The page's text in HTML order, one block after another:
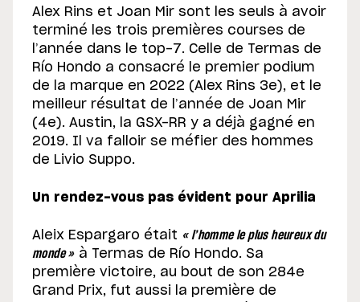
Alex Rins et Joan Mir sont les seuls à avoir
terminé les trois premières courses de
l’année dans le top-7. Celle de Termas de
Río Hondo a consacré le premier podium
de la marque en 2022 (Alex Rins 3e), et le
meilleur résultat de l’année de Joan Mir
(4e). Austin, la GSX-RR y a déjà gagné en
2019. Il va falloir se méfier des hommes
de Livio Suppo.
Un rendez-vous pas évident pour Aprilia
Aleix Espargaro était « l’homme le plus heureux du
monde » à Termas de Río Hondo. Sa
première victoire, au bout de son 284e
Grand Prix, fut aussi la première de